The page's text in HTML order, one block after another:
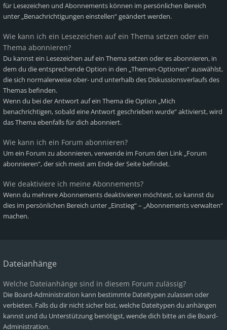
für Lesezeichen und Abonnements können im persönlichen Bereich
unter „Benachrichtigungen einstellen“ geändert werden.
Wie kann ich ein Lesezeichen auf ein Thema setzen oder ein
Thema abonnieren?
Du kannst ein Lesezeichen auf ein Thema setzen oder es abonnieren, in
dem du die entsprechende Option in den „Themen-Optionen“ auswählst,
die sich normalerweise ober- und unterhalb des Diskussionsverlaufs des
Themas befinden.
Wenn du bei der Antwort auf ein Thema die Option „Mich
benachrichtigen, sobald eine Antwort geschrieben wurde“ aktivierst, wird
das Thema ebenfalls für dich abonniert.
Wie kann ich ein Forum abonnieren?
Um ein Forum zu abonnieren, verwende im Forum den Link „Forum
abonnieren“, der sich meist am Ende der Seite befindet.
Wie deaktiviere ich meine Abonnements?
Wenn du mehrere Abonnements deaktivieren möchtest, so kannst du
dies im persönlichen Bereich unter „Einstieg“ – „Abonnements verwalten“
machen.
Dateianhänge
Welche Dateianhänge sind in diesem Forum zulässig?
Die Board-Administration kann bestimmte Dateitypen zulassen oder
verbieten. Falls du dir nicht sicher bist, welche Dateitypen du anhängen
kannst und du Unterstützung benötigst, wende dich bitte an die Board-
Administration.